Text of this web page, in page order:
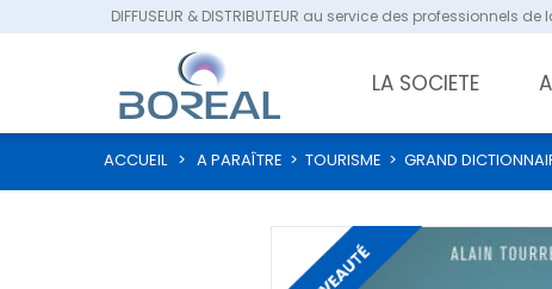
DIFFUSEUR & DISTRIBUTEUR au service des professionnels
LA SOCIETE
ACCUEIL > A PARAÎTRE > TOURISME > GRAND